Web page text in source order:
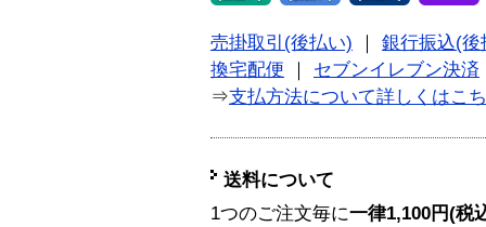
売掛取引(後払い)
銀行振込(後
換宅配便
セブンイレブン決済
⇒支払方法について詳しくはこ
送料について
1つのご注文毎に一律1,100円(税